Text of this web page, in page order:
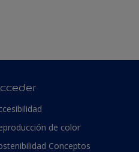
de color
Conceptos